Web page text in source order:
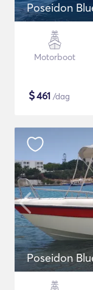
Poseidon
Motorboot
$461 /dag
Poseidon